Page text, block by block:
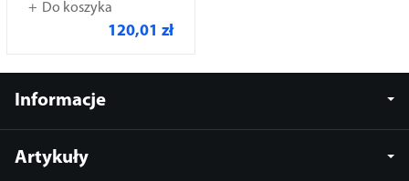
Do koszyka
120,01 zł
Informacje
Artykuły